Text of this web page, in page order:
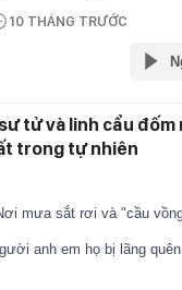
10 THÁNG TRƯỚC
tử và linh cẩu
trong tự nhiên
mưa sắt rơi và "cầu
anh em họ bị lãng